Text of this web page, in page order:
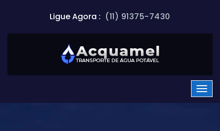
Ligue Agora : (11) 91375-7430